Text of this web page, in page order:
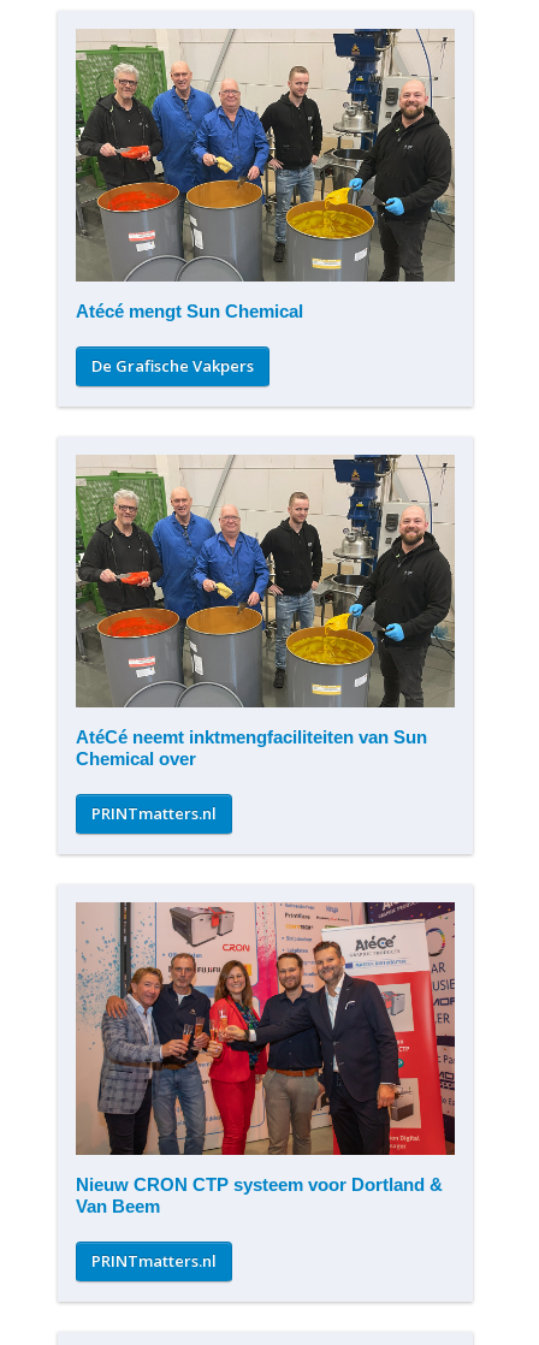
Atécé mengt Sun Chemical
De Grafische Vakpers
AtéCé neemt inktmengfaciliteiten van Sun
Chemical over
PRINTmatters.nl
Nieuw CRON CTP systeem voor Dortland &
Van Beem
PRINTmatters.nl